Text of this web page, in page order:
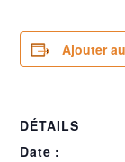
Ajouter
DÉTAILS
Date :